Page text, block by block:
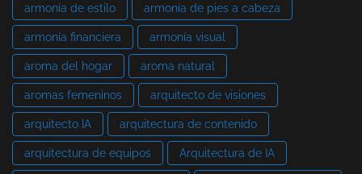
armonía de estilo armonía de pies a cabeza
armonía financiera armonía visual
aroma del hogar aroma natural
aromas femeninos arquitecto de visiones
arquitecto IA arquitectura de contenido
arquitectura de equipos Arquitectura de IA